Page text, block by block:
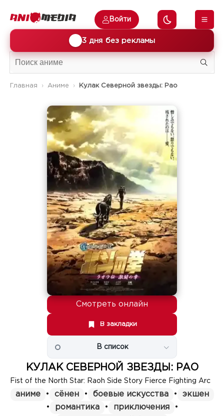
3 дня без рекламы
Войти
Главная Аниме Кулак Северной звезды: Рао
Смотреть онлайн
В закладки
В список
КУЛАК СЕВЕРНОЙ ЗВЕЗДЫ: РАО
Fist of the North Star: Raoh Side Story Fierce Fighting Arc
аниме • сёнен • боевые искусства •
экшен
•
романтика • приключения
•